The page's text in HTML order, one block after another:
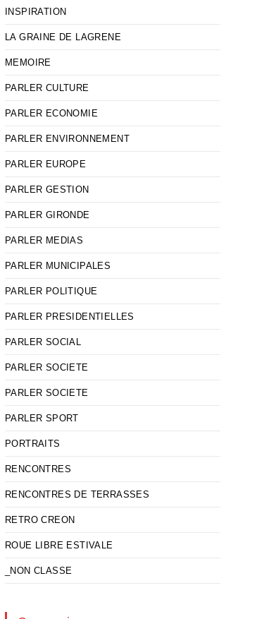
INSPIRATION
LA GRAINE DE LAGRENE
MEMOIRE
PARLER CULTURE
PARLER ECONOMIE
PARLER ENVIRONNEMENT
PARLER EUROPE
PARLER GESTION
PARLER GIRONDE
PARLER MEDIAS
PARLER MUNICIPALES
PARLER POLITIQUE
PARLER PRESIDENTIELLES
PARLER SOCIAL
PARLER SOCIETE
PARLER SOCIETE
PARLER SPORT
PORTRAITS
RENCONTRES
RENCONTRES DE TERRASSES
RETRO CREON
ROUE LIBRE ESTIVALE
_NON CLASSE